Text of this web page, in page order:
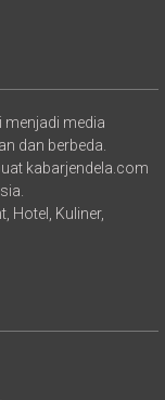
menjadi media
dan berbeda.
kabarjendela.com
Hotel, Kuliner,